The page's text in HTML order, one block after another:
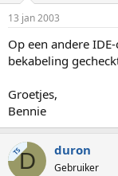
13 jan 2003
Op een andere
bekabeling
Groetjes,
Bennie
TSD duron
Gebruiker